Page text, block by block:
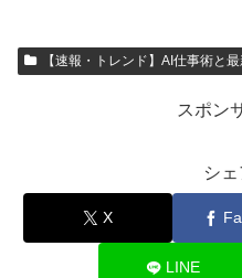
【速報・トレンド】AI仕事術と
スポン
シ
X
LINE